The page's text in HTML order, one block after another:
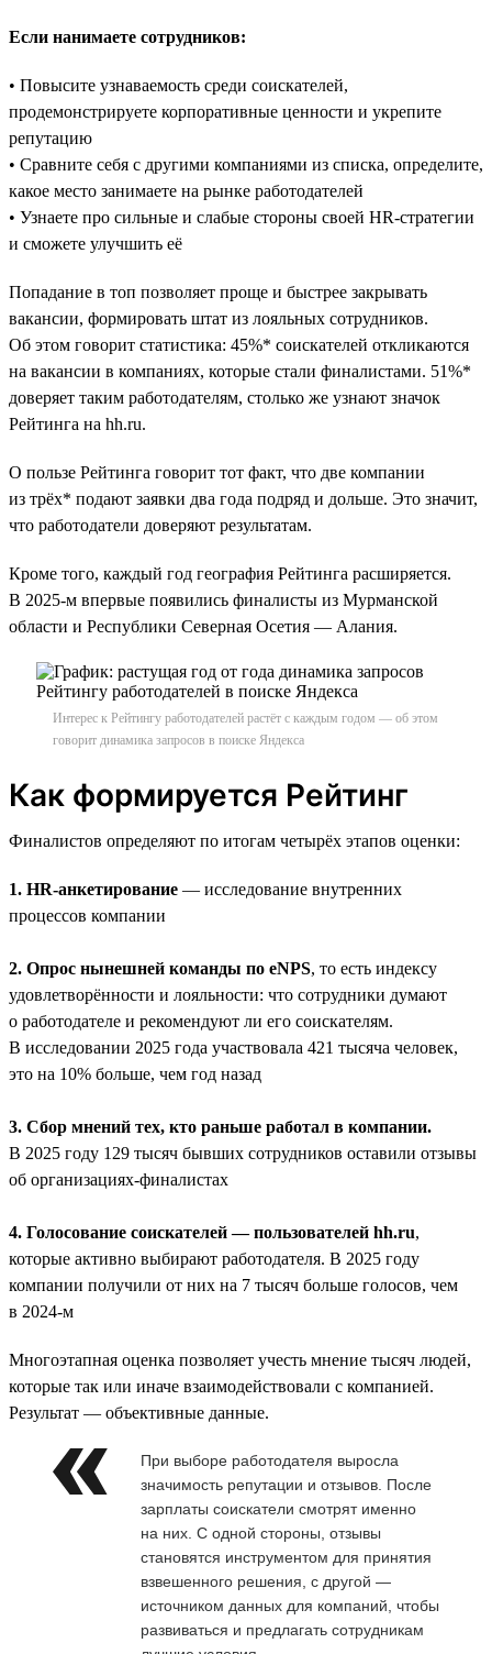
Если нанимаете сотрудников:
• Повысите узнаваемость среди соискателей,
продемонстрируете корпоративные ценности и укрепите
репутацию
• Сравните себя с другими компаниями из списка, определите,
какое место занимаете на рынке работодателей
• Узнаете про сильные и слабые стороны своей HR-стратегии
и сможете улучшить её
Попадание в топ позволяет проще и быстрее закрывать
вакансии, формировать штат из лояльных сотрудников.
Об этом говорит статистика: 45%* соискателей откликаются
на вакансии в компаниях, которые стали финалистами. 51%*
доверяет таким работодателям, столько же узнают значок
Рейтинга на hh.ru.
О пользе Рейтинга говорит тот факт, что две компании
из трёх* подают заявки два года подряд и дольше. Это значит,
что работодатели доверяют результатам.
Кроме того, каждый год география Рейтинга расширяется.
В 2025-м впервые появились финалисты из Мурманской
области и Республики Северная Осетия — Алания.
Интерес к Рейтингу работодателей растёт с каждым годом — об этом
говорит динамика запросов в поиске Яндекса
Как формируется Рейтинг
Финалистов определяют по итогам четырёх этапов оценки:
1. HR-анкетирование — исследование внутренних
процессов компании
2. Опрос нынешней команды по eNPS, то есть индексу
удовлетворённости и лояльности: что сотрудники думают
о работодателе и рекомендуют ли его соискателям.
В исследовании 2025 года участвовала 421 тысяча человек,
это на 10% больше, чем год назад
3. Сбор мнений тех, кто раньше работал в компании.
В 2025 году 129 тысяч бывших сотрудников оставили отзывы
об организациях-финалистах
4. Голосование соискателей — пользователей hh.ru,
которые активно выбирают работодателя. В 2025 году
компании получили от них на 7 тысяч больше голосов, чем
в 2024-м
Многоэтапная оценка позволяет учесть мнение тысяч людей,
которые так или иначе взаимодействовали с компанией.
Результат — объективные данные.
При выборе работодателя выросла
значимость репутации и отзывов. После
зарплаты соискатели смотрят именно
на них. С одной стороны, отзывы
становятся инструментом для принятия
взвешенного решения, с другой —
источником данных для компаний, чтобы
развиваться и предлагать сотрудникам